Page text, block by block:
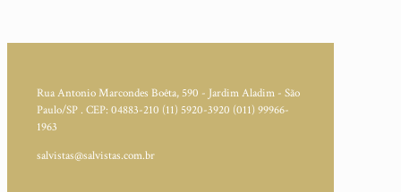
Rua Antonio Marcondes Boêta, 590 - Jardim Aladim - São
Paulo/SP . CEP: 04883-210 (11) 5920-3920 (011) 99966-
1963
salvistas@salvistas.com.br